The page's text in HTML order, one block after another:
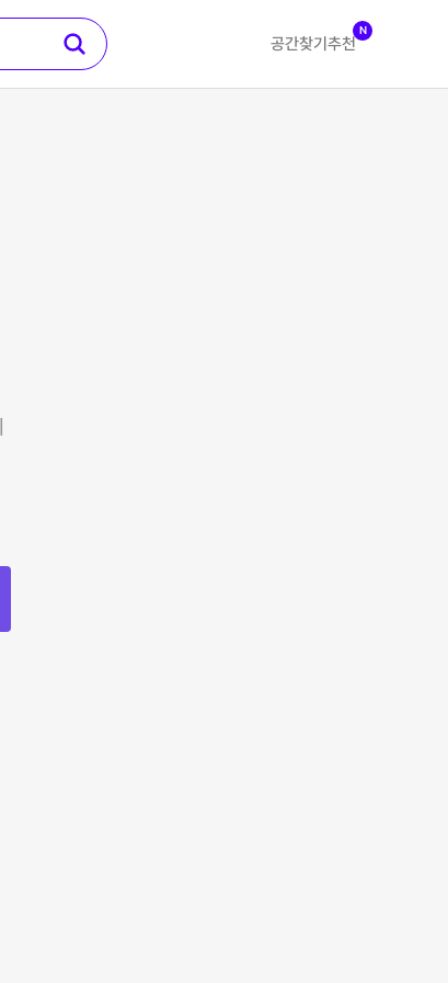
공간찾기 추천
N